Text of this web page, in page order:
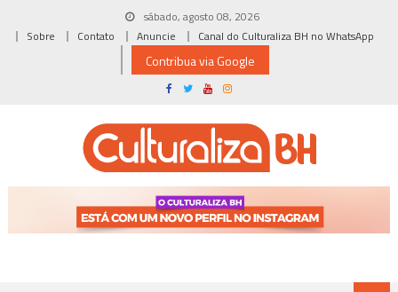
sábado, agosto 08, 2026
Sobre
Contato Anuncie Canal do Culturaliza BH no WhatsApp
Contribua via Google